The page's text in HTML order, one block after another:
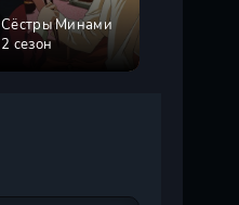
Сёстры Минами
2 сезон